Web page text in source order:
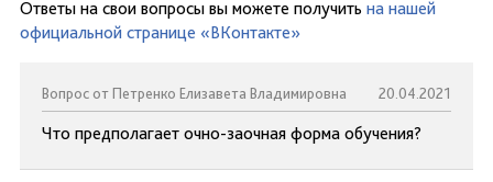
Ответы на свои вопросы вы можете получить на нашей
официальной странице «ВКонтакте»
Вопрос от Петренко Елизавета Владимировна 20.04.2021
Что предполагает очно-заочная форма обучения?